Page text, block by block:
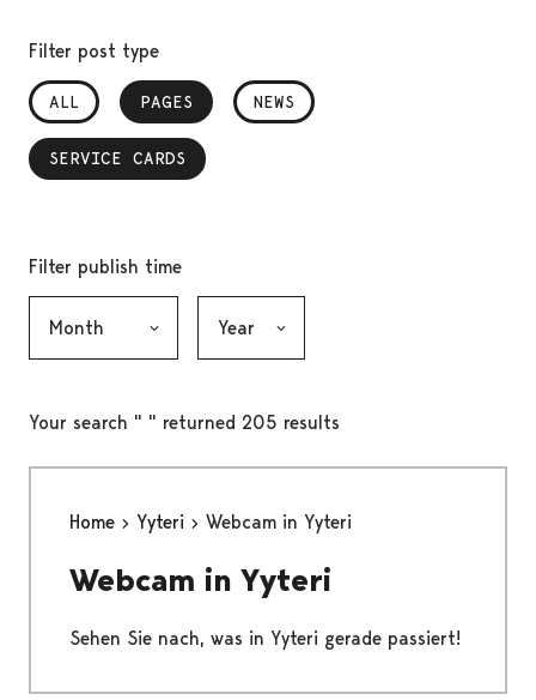
Filter post type
ALL PAGES
, SELECTED NEWS
SERVICE CARDS
, SELECTED
Filter publish time
Your search " " returned 205 results
Home Yyteri Webcam in Yyteri
Webcam in Yyteri
Sehen Sie nach, was in Yyteri gerade passiert!